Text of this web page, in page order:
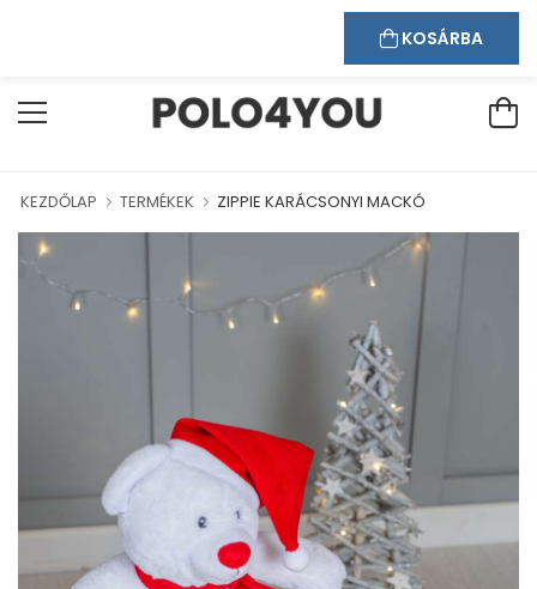
Bejelentkezés Regisztráció
KEZDŐLAP TERMÉKEK ZIPPIE KARÁCSONYI MACKÓ
KOSÁRBA